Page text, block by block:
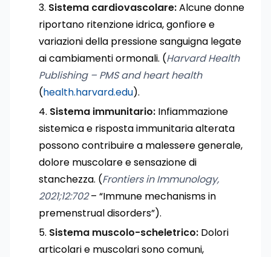
Sistema cardiovascolare:Alcune donne
riportano ritenzione idrica, gonfiore e
variazioni della pressione sanguigna legate
ai cambiamenti ormonali. (Harvard Health
Publishing – PMS and heart health
(health.harvard.edu).
Sistema immunitario: Infiammazione
sistemica e risposta immunitaria alterata
possono contribuire a malessere generale,
dolore muscolare e sensazione di
stanchezza. (Frontiers in Immunology,
2021;12:702– “Immune mechanisms in
premenstrual disorders”).
Sistema muscolo-scheletrico: Dolori
articolari e muscolari sono comuni,